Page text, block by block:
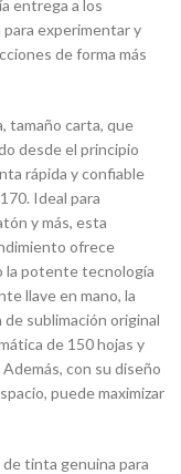
entrega a los
experimentar y
de forma más
tamaño carta, que
desde el principio
rápida y confiable
Ideal para
y más, esta
ofrece
la potente tecnología
llave en mano, la
sublimación original
de 150 hojas y
con su diseño
puede maximizar
tinta genuina para